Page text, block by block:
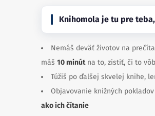
Knihomola je tu pre
Nemáš deväť životov na
máš 10 minútna to, zistiť, či to
Túžiš po ďalšej skvelej knihe,
Objavovanie knižných
ako ich čítanie